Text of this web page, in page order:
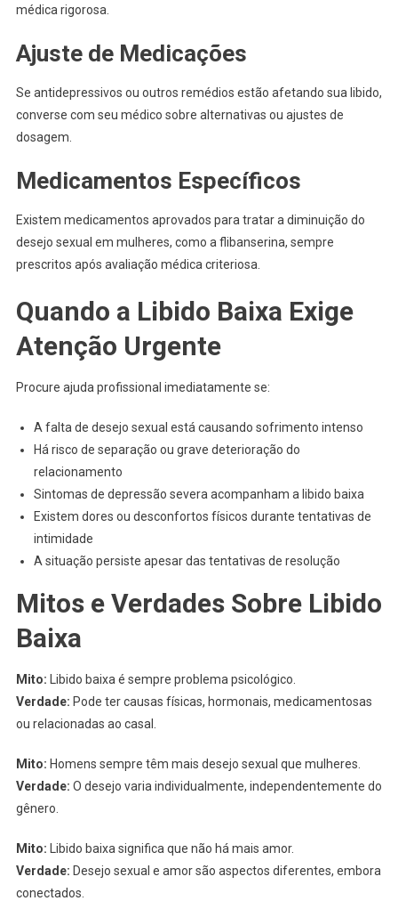
médica rigorosa.
Ajuste de Medicações
Se antidepressivos ou outros remédios estão afetando sua libido,
converse com seu médico sobre alternativas ou ajustes de
dosagem.
Medicamentos Específicos
Existem medicamentos aprovados para tratar a diminuição do
desejo sexual em mulheres, como a flibanserina, sempre
prescritos após avaliação médica criteriosa.
Quando a Libido Baixa Exige
Atenção Urgente
Procure ajuda profissional imediatamente se:
A falta de desejo sexual está causando sofrimento intenso
Há risco de separação ou grave deterioração do
relacionamento
Sintomas de depressão severa acompanham a libido baixa
Existem dores ou desconfortos físicos durante tentativas de
intimidade
A situação persiste apesar das tentativas de resolução
Mitos e Verdades Sobre Libido
Baixa
Mito: Libido baixa é sempre problema psicológico.
Verdade: Pode ter causas físicas, hormonais, medicamentosas
ou relacionadas ao casal.
Mito: Homens sempre têm mais desejo sexual que mulheres.
Verdade: O desejo varia individualmente, independentemente do
gênero.
Mito: Libido baixa significa que não há mais amor.
Verdade: Desejo sexual e amor são aspectos diferentes, embora
conectados.